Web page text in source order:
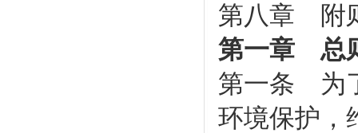
第八章 附
第一章 总
第一条 为
环境保护，